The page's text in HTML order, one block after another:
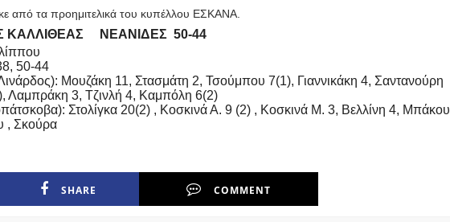
από τα προημιτελικά του κυπέλλου ΕΣΚΑΝΑ.
ΚΑΛΛΙΘΕΑΣ ΝΕΑΝΙΔΕΣ 50-44
50-44
Μουζάκη 11, Στασμάτη 2, Τσούμπου 7(1), Γιαννικάκη 4, Σαντανούρη
Λαμπράκη 3, Τζινλή 4, Καμπόλη 6(2)
Στολίγκα 20(2) , Κοσκινά Α. 9 (2) , Κοσκινά Μ. 3, Βελλίνη 4, Μπάκου
, Σκούρα
SHARE COMMENT